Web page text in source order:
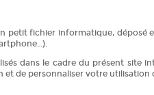
petit fichier informatique, déposé
dans le cadre du présent site
et de personnaliser votre utilisation